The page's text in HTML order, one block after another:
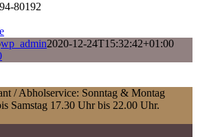
80192
wp_admin2020-12-24T15:32:42+01:00
/ Abholservice: Sonntag & Montag
Samstag 17.30 Uhr bis 22.00 Uhr.